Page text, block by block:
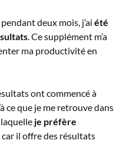
deux mois, j’ai été
. Ce supplément m’a
ma productivité en
ont commencé à
ce que je me retrouve dans
laquelle je préfère
car il offre des résultats